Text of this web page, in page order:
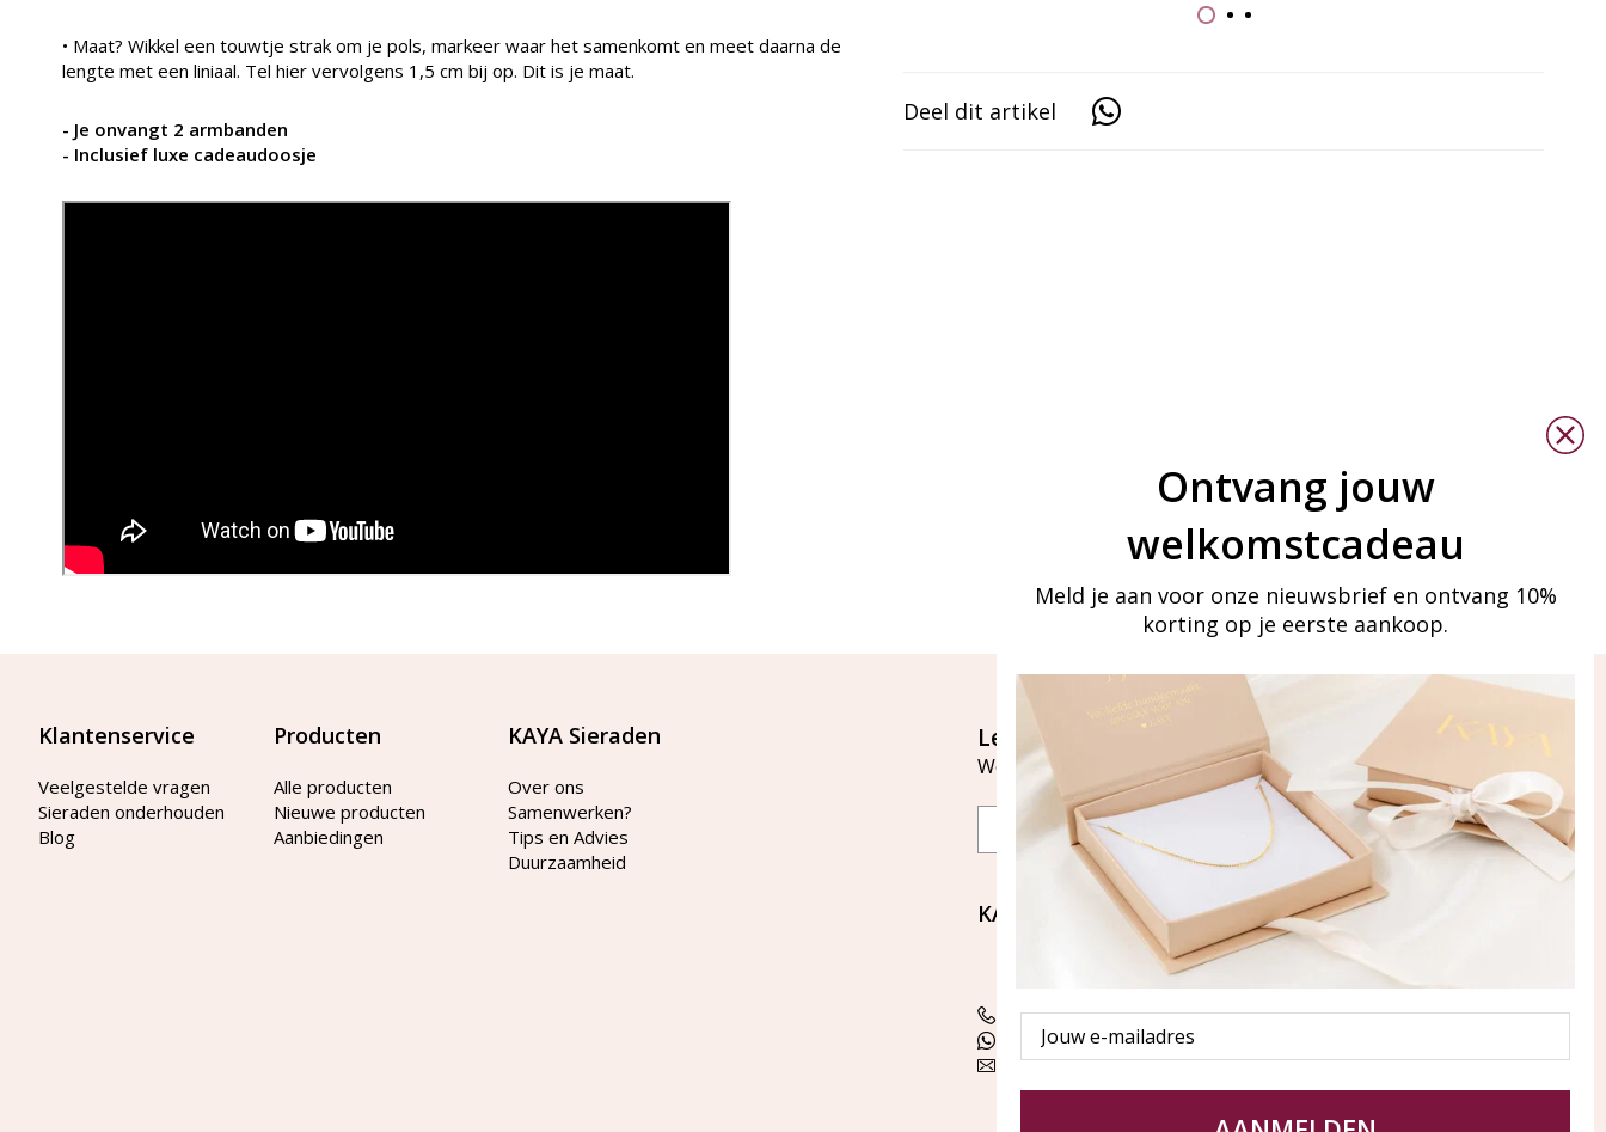
• Maat? Wikkel een touwtje strak om je pols, markeer waar het samenkomt en meet daarna de
lengte met een liniaal. Tel hier vervolgens 1,5 cm bij op. Dit is je maat.
- Je onvangt 2 armbanden
- Inclusief luxe cadeaudoosje
Deel dit artikel
Klantenservice
Veelgestelde vragen
Sieraden onderhouden
Blog
Producten
Alle producten
Nieuwe producten
Aanbiedingen
KAYA Sieraden
Over ons
Samenwerken?
Tips en Advies
Duurzaamheid
Let's stay in touch
Word lid van onze mailinglijst
KAYA Sieraden
Bellen of WhatsApp Ma-Vr
tussen 09:00-17:00
Tel: 085 000 31 87
WhatsApp: 085 000 31 87
klantenservice@kayasieraden.nl
Ontvang jouw
welkomstcadeau
Meld je aan voor onze nieuwsbrief en ontvang 10%
korting op je eerste aankoop.
Email